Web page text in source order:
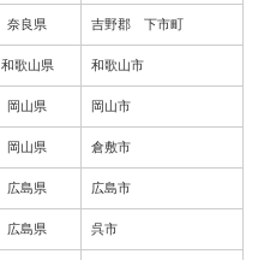
奈良県 吉野郡 下市町
和歌山県 和歌山市
岡山県 岡山市
岡山県 倉敷市
広島県 広島市
広島県 呉市